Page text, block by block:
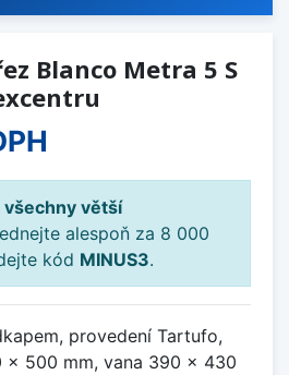
Blanco Metra 5 S
všechny větší
alespoň za 8 000
kód MINUS3.
provedení Tartufo,
x 500 mm, vana 390 x 430